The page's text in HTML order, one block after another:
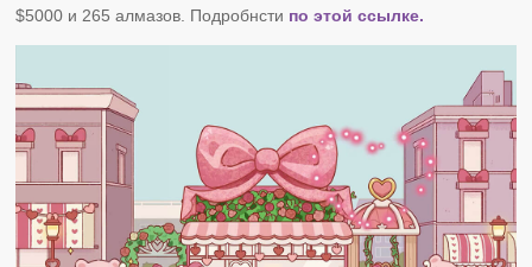
$5000 и 265 алмазов. Подробнсти по этой ссылке.